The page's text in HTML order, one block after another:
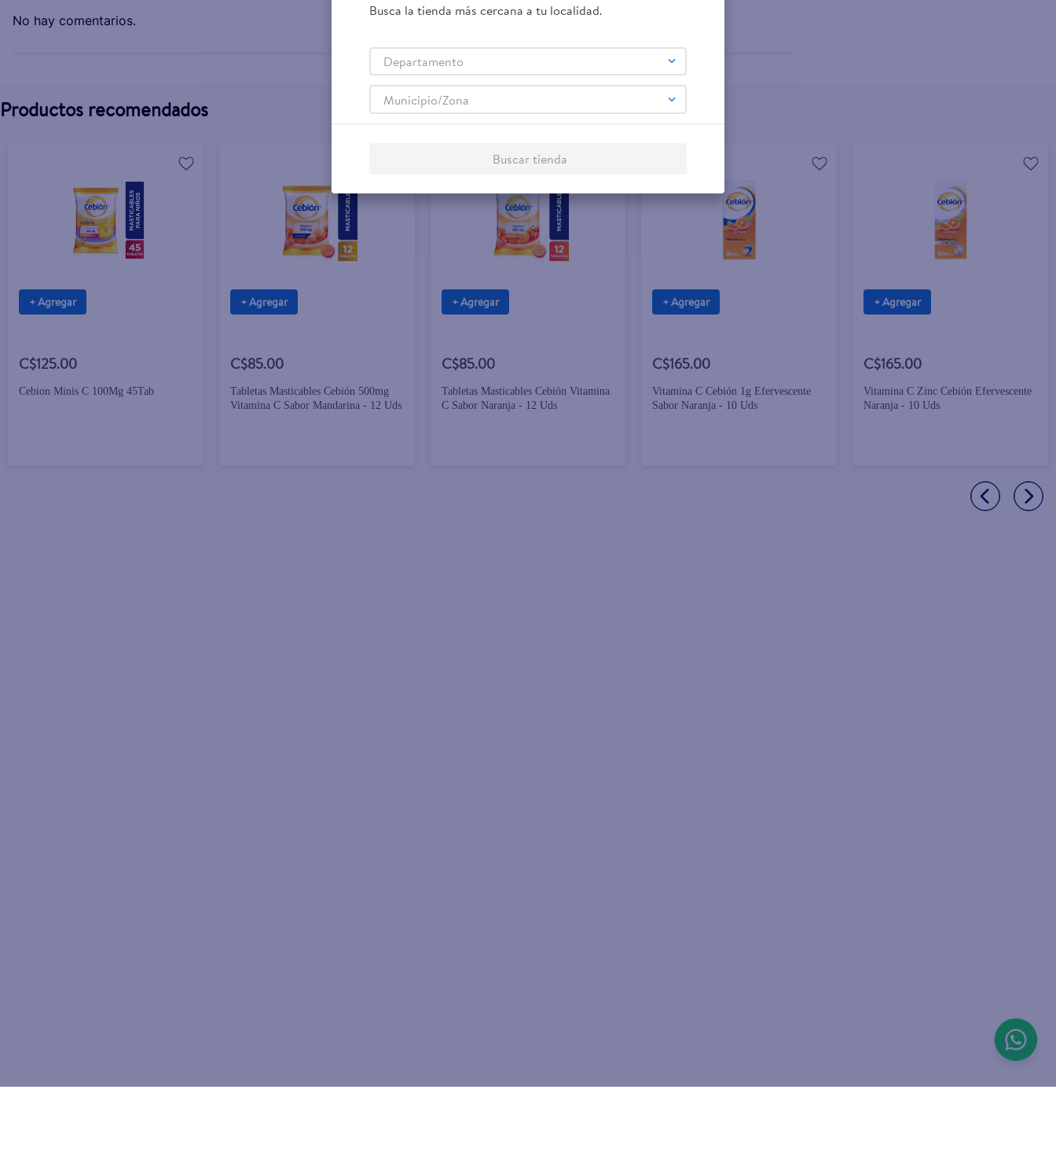
No hay comentarios.
Productos recomendados
+ Agregar
C$125.00
Cebion Minis C 100Mg 45Tab
+ Agregar
C$85.00
Tabletas Masticables Cebión 500mg
Vitamina C Sabor Mandarina - 12 Uds
+ Agregar
C$85.00
Tabletas Masticables Cebión Vitamina
C Sabor Naranja - 12 Uds
+ Agregar
C$165.00
Vitamina C Cebión 1g Efervescente
Sabor Naranja - 10 Uds
+ Agregar
C$165.00
Vitamina C Zinc Cebión Efervescente
Naranja - 10 Uds
Busca la tienda más cercana a tu localidad.
Departamento
Municipio/Zona
Buscar tienda